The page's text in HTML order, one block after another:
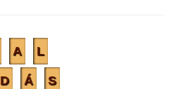
A L
D Á S